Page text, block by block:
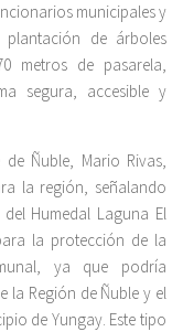
municipales y
plantación de árboles
metros de pasarela,
segura, accesible y
Ñuble, Mario Rivas,
la región, señalando
Humedal Laguna El
la protección de la
ya que podría
la Región de Ñuble y el
de Yungay. Este tipo